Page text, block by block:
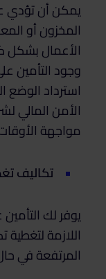
يمكن أن تؤدي
المخزون أو
الأعمال بشكل
وجود التأمين
استرداد الوضع
الأمن المالي
مواجهة
تكاليف
يوفر لك
اللازمة لتغطية
المرتفعة في